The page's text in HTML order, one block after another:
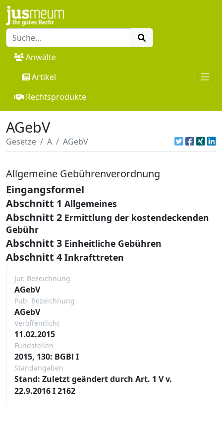
Anwälte
Artikel
Rechtsprodukte
AGebV
Gesetze A AGebV
Allgemeine Gebührenverordnung
Eingangsformel
Abschnitt 1 Allgemeines
Abschnitt 2 Ermittlung der kostendeckenden
Gebühr
Abschnitt 3 Einheitliche Gebühren
Abschnitt 4 Inkrafttreten
Jur. Bezeichnung
AGebV
Pub. Bezeichnung
AGebV
Veröffentlicht
11.02.2015
Fundstellen
2015, 130: BGBl I
Standangaben
Stand: Zuletzt geändert durch Art. 1 V v.
22.9.2016 I 2162